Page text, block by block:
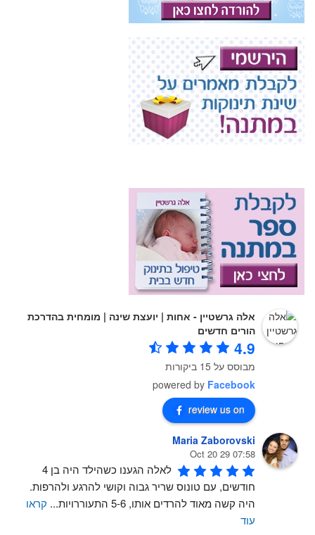
אלה גרשטיין - אחות | יועצת שינה | מומחית בהדרכת
הורים חדשים
4.9
מבוסס על 15 ביקורות
powered by Facebook
review us on
Maria Zaborovski
07:58 29 Oct 20
היה קשה מאוד להרדים אותו, 5-6 התעוררויות
... קראו
עוד